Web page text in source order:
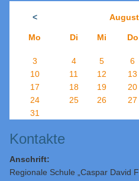
<
Mo Di Mi Do
3
4 5 6
10
11 12 13
17
18 19 20
24
25 26 27
31
Kontakte
Anschrift:
Regionale Schule „Caspar David